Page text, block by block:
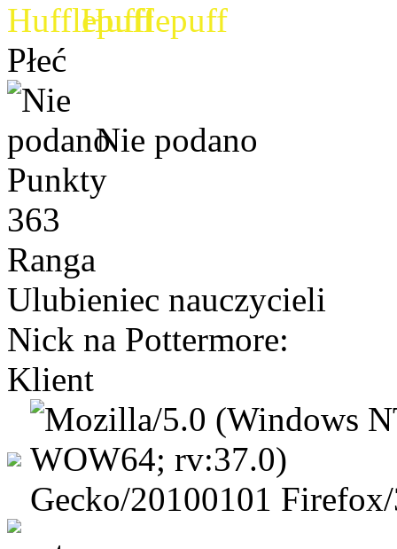
Hufflepuff
Płeć
Nie podano
Punkty
363
Ranga
Ulubieniec nauczycieli
Nick na Pottermore:
Klient